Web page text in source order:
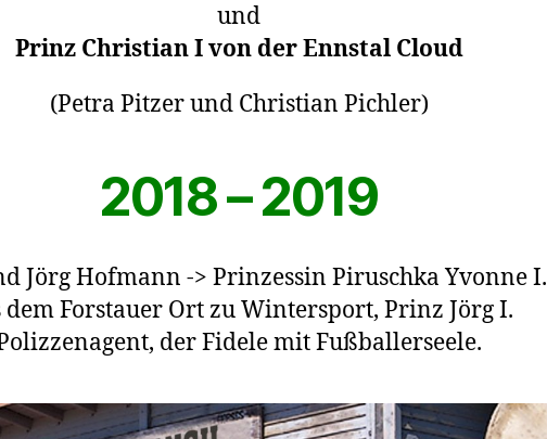
und
Prinz Christian I von der Ennstal Cloud
(Petra Pitzer und Christian Pichler)
2018 – 2019
Jörg Hofmann -> Prinzessin Piruschka Yvonne I.
dem Forstauer Ort zu Wintersport, Prinz Jörg I.
der Fidele mit Fußballerseele.